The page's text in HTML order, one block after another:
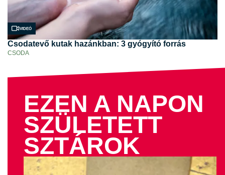
Videó
Csodatevő kutak hazánkban: 3 gyógyító forrás
CSODA
EZEN A NAPON
SZÜLETETT
SZTÁROK